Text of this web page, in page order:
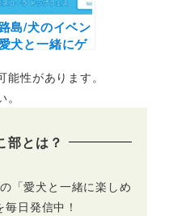
路島/犬のイベン
犬と一緒にゲ
ルシェも！
まスコーラド
性があります。
部とは？
「愛犬と一緒に楽しめ
日発信中！